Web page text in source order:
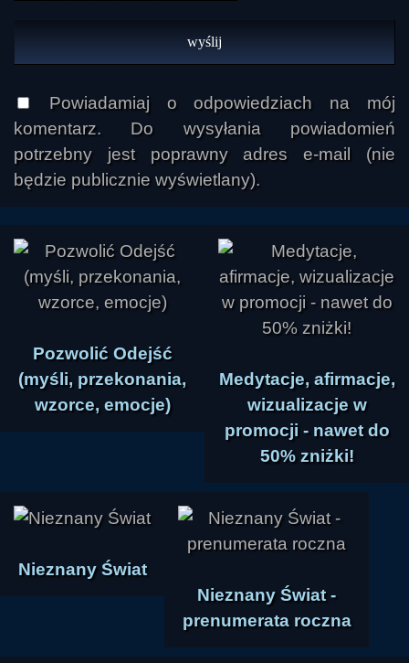
Powiadamiaj o odpowiedziach na mój
komentarz. Do wysyłania powiadomień
potrzebny jest poprawny adres e-mail (nie
będzie publicznie wyświetlany).
Pozwolić Odejść
(myśli, przekonania,
wzorce, emocje)
Medytacje, afirmacje,
wizualizacje w
promocji - nawet do
50% zniżki!
Nieznany Świat
Nieznany Świat -
prenumerata roczna